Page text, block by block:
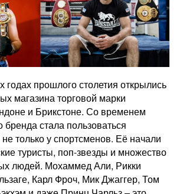
годах прошлого столетия открылись
магазина торговой марки
и Брикстоне. Со временем
стала пользоваться
только у спортсменов. Её начали
туристы, поп-звезды и множество
людей. Мохаммед Али, Рикки
Карл Фроч, Мик Джаггер, Том